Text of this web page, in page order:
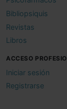
Bibliopsiquis
Revistas
Libros
ACCESO
Iniciar sesión
Registrarse